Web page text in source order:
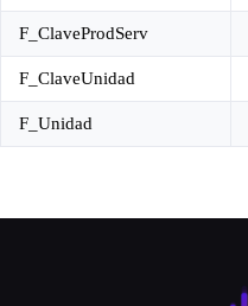
F_ClaveProdServ
F_ClaveUnidad
F_Unidad